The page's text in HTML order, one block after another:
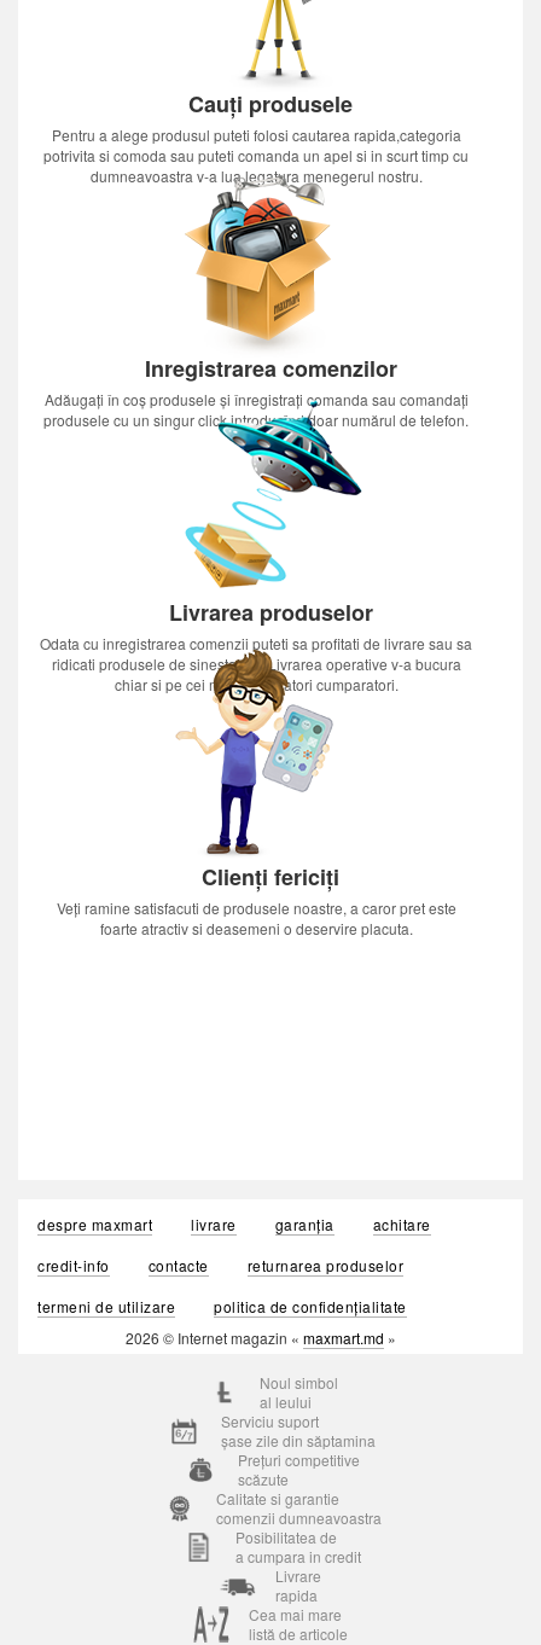
Cauți produsele
Pentru a alege produsul puteti folosi cautarea rapida,categoria
potrivita si comoda sau puteti comanda un apel si in scurt timp cu
dumneavoastra v-a lua legatura menegerul nostru.
Inregistrarea comenzilor
Adăugați în coș produsele și înregistrați comanda sau comandați
produsele cu un singur click introducînd doar numărul de telefon.
Livrarea produselor
Odata cu inregistrarea comenzii puteti sa profitati de livrare sau sa
ridicati produsele de sinestatator.Livrarea operative v-a bucura
chiar si pe cei mai nerabdatori cumparatori.
Clienți fericiți
Veți ramine satisfacuti de produsele noastre, a caror pret este
foarte atractiv si deasemeni o deservire placuta.
despre maxmart livrare garanția
achitare
credit-info
contacte
returnarea produselor
termeni de utilizare
politica de confidențialitate
2026 © Internet magazin « maxmart.md »
Noul simbol
al leului
Serviciu suport
șase zile din săptamina
Prețuri competitive
scăzute
Calitate si garantie
comenzii dumneavoastra
Posibilitatea de
a cumpara in credit
Livrare
rapida
Cea mai mare
listă de articole